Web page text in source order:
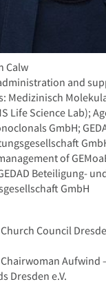
Calw
and
Medizinisch
Life Science Lab);
GmbH;
of
Beteiligung-
GmbH
Council
Aufwind
Dresden e.V.